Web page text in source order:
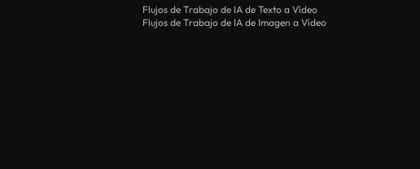
Flujos de Trabajo de IA de Texto a Vídeo
Flujos de Trabajo de IA de Imagen a Vídeo